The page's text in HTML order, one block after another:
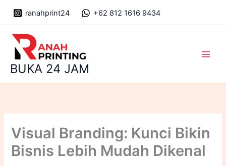
ranahprint24 +62 812 1616 9434
BUKA 24 JAM
Visual Branding: Kunci Bikin
Bisnis Lebih Mudah Dikenal